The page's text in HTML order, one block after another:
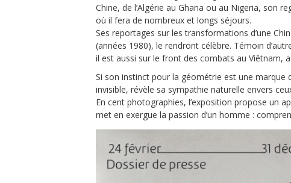
:
f
é
v
r
Chine, de l’Algérie au Ghana ou au Nigeria, son
où il fera de nombreux et longs séjours.
Ses reportages sur les transformations d’une
(années 1980), le rendront célèbre. Témoin
il est aussi sur le front des combats au Viêtnam,
Si son instinct pour la géométrie est une marque
invisible, révèle sa sympathie naturelle envers
En cent photographies, l’exposition propose un
met en exergue la passion d’un homme :